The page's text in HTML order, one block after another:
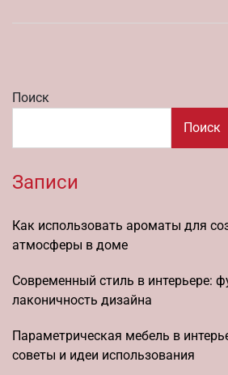
Поиск
Поиск
Записи
Как использовать ароматы для
атмосферы в доме
Современный стиль в интерьере:
лаконичность дизайна
Параметрическая мебель в
советы и идеи использования